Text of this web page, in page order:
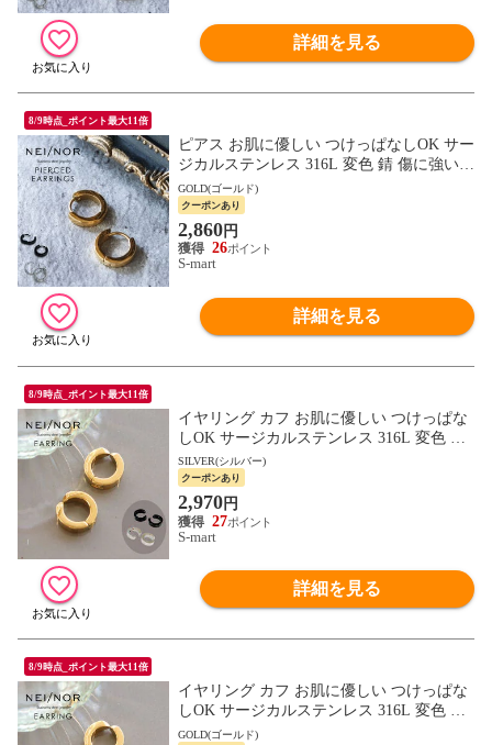
詳細を見る
8/9時点_ポイント最大11倍
ピアス お肌に優しい つけっぱなしOK サー
ジカルステンレス 316L 変色 錆 傷に強い
丈夫 低アレルギー素材アクセサリー Nei/no
r ネイナー 0031
GOLD(ゴールド)
クーポンあり
2,860円
26
S-mart
詳細を見る
8/9時点_ポイント最大11倍
イヤリング カフ お肌に優しい つけっぱな
しOK サージカルステンレス 316L 変色 錆
低アレルギー素材 アクセサリー Nei/nor ネ
イナー 0015
SILVER(シルバー)
クーポンあり
2,970円
27
S-mart
詳細を見る
8/9時点_ポイント最大11倍
イヤリング カフ お肌に優しい つけっぱな
しOK サージカルステンレス 316L 変色 錆
低アレルギー素材 アクセサリー Nei/nor ネ
GOLD(ゴールド)